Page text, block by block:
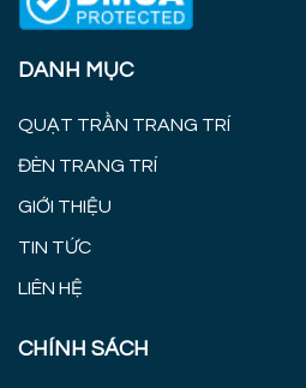
DANH MỤC
QUẠT TRẦN TRANG TRÍ
ĐÈN TRANG TRÍ
GIỚI THIỆU
TIN TỨC
LIÊN HỆ
CHÍNH SÁCH